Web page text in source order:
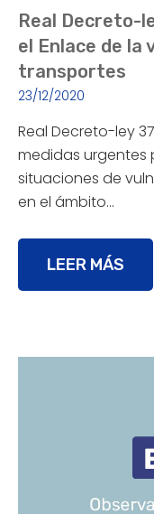
Real Decreto-
el Enlace de la
transportes
23/12/2020
Real Decreto-ley
medidas urgentes
situaciones de
en el ámbito…
LEER MÁS